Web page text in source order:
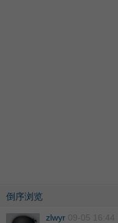
倒序浏览
zlwyr 09-05 16:44